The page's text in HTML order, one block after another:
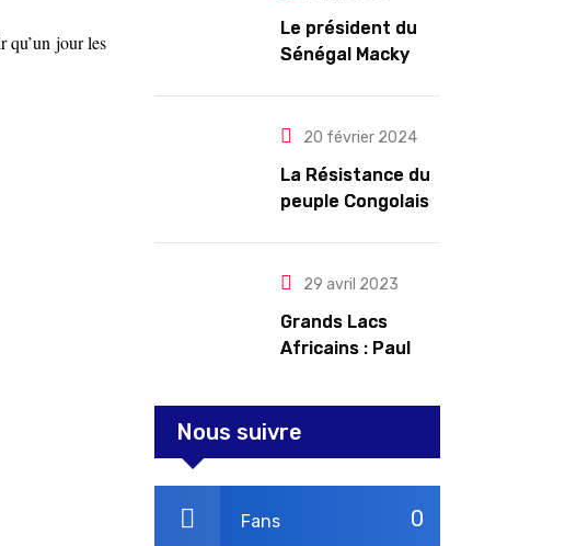
qu’un jour les
renouvelables
Le président du
Sénégal Macky
l’arrêt des
20 février 2024
La Résistance du
peuple Congolais
par le Rwanda
29 avril 2023
Grands Lacs
Africains : Paul
redorer le blason
Nous suivre
0
Fans